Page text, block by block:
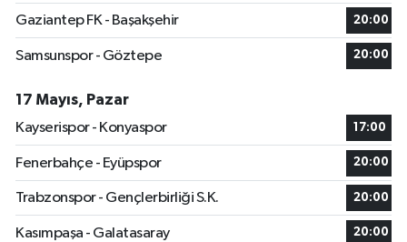
Gaziantep FK - Başakşehir 20:00
Samsunspor - Göztepe 20:00
17 Mayıs, Pazar
Kayserispor - Konyaspor
17:00
Fenerbahçe - Eyüpspor 20:00
Trabzonspor - Gençlerbirliği S.K. 20:00
Kasımpaşa - Galatasaray 20:00